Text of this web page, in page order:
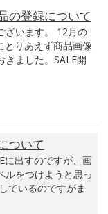
の登録について
ざいます。 12月の
とりあえず商品画像
きました。SALE開
ついて
に出すのですが、画
ルをつけようと思っ
ているのですがま